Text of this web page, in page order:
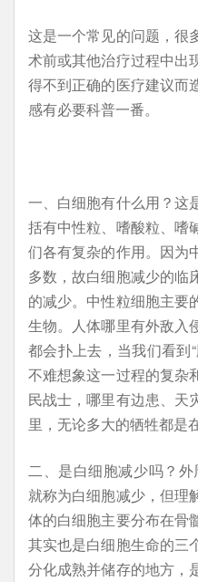
这是一个常见的问题，很
术前或其他治疗过程中出
得不到正确的医疗建议而
感有必要科普一番。
一、白细胞有什么用？这
括有中性粒、嗜酸粒、嗜
们各有复杂的作用。因为
多数，故白细胞减少的临
的减少。中性粒细胞主要
生物。人体哪里有外敌入
都会扑上去，当我们看到
不难想象这一过程的复杂
民战士，哪里有边患、天
里，无论多大的牺牲都是
二、是白细胞减少吗？
就称为白细胞减少，但理
体的白细胞主要分布在骨
其实也是白细胞生命的三
分化成熟并储存的地方，